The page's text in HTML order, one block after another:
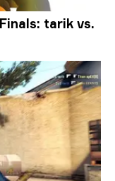
Finals: tarik vs.